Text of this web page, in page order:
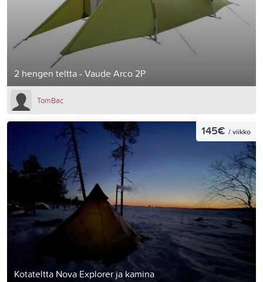
2 hengen teltta - Vaude Arco 2P
TomBac
Kotateltta Nova Explorer ja kamina
145€ / viikko